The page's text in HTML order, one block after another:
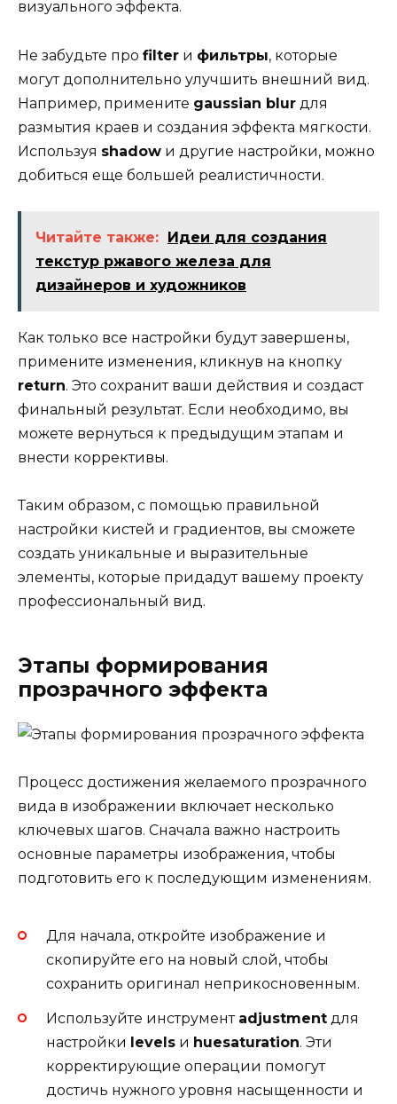
визуального эффекта.
Не забудьте про filter и фильтры, которые
могут дополнительно улучшить внешний вид.
Например, примените gaussian blur для
размытия краев и создания эффекта мягкости.
Используя shadow и другие настройки, можно
добиться еще большей реалистичности.
Читайте также: Идеи для создания
текстур ржавого железа для
дизайнеров и художников
Как только все настройки будут завершены,
примените изменения, кликнув на кнопку
return. Это сохранит ваши действия и создаст
финальный результат. Если необходимо, вы
можете вернуться к предыдущим этапам и
внести коррективы.
Таким образом, с помощью правильной
настройки кистей и градиентов, вы сможете
создать уникальные и выразительные
элементы, которые придадут вашему проекту
профессиональный вид.
Этапы формирования
прозрачного эффекта
Процесс достижения желаемого прозрачного
вида в изображении включает несколько
ключевых шагов. Сначала важно настроить
основные параметры изображения, чтобы
подготовить его к последующим изменениям.
Для начала, откройте изображение и
скопируйте его на новый слой, чтобы
сохранить оригинал неприкосновенным.
Используйте инструмент adjustment для
настройки levels и huesaturation. Эти
корректирующие операции помогут
достичь нужного уровня насыщенности и